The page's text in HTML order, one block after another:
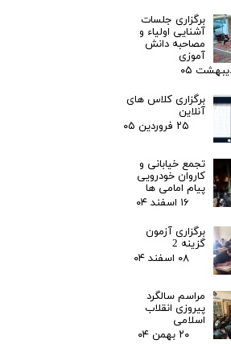
برگزاری جلسات
آشنایی اولیاء و
مصاحبه دانش
آموزی
برگزاری کلاس های
آنلاین
۲۵ فروردین ۰۵
تجمع خیابانی و
کاروان خودرویی
پیام امامی ها
۱۶ اسفند ۰۴
برگزاری آزمون
گزینه 2
۰۸ اسفند ۰۴
مراسم سالگرد
پیروزی انقلاب
اسلامی
۲۰ بهمن ۰۴